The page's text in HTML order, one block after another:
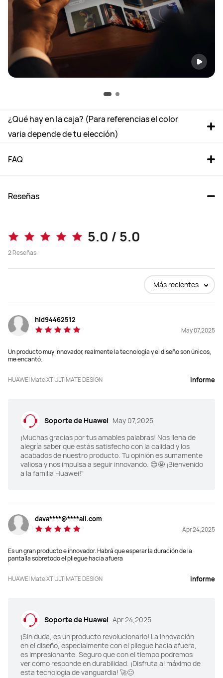
¿Qué hay en la caja? (Para referencias el color
varia depende de tu elección)
FAQ
Reseñas
5.0 / 5.0
2Reseñas
Más recientes
hid94462512
May 07,2025
Un producto muy innovador, realmente la tecnología y el diseño son únicos,
me encantó.
HUAWEI Mate XT ULTIMATE DESIGN informe
Soporte de Huawei May 07,2025
¡Muchas gracias por tus amables palabras! Nos llena de
alegría saber que estás satisfecho con la calidad y los
acabados de nuestro producto. Tu opinión es sumamente
valiosa y nos impulsa a seguir innovando. 😊🤩 ¡Bienvenido
a la familia Huawei!"
dava****@****ail.com
Apr 24,2025
Es un gran producto e innovador. Habrá que esperar la duración de la
pantalla sobretodo el pliegue hacia afuera
HUAWEI Mate XT ULTIMATE DESIGN informe
Soporte de Huawei Apr 24,2025
¡Sin duda, es un producto revolucionario! La innovación
en el diseño, especialmente con el pliegue hacia afuera,
es impresionante. Seguro que con el tiempo podremos
ver cómo responde en durabilidad. ¡Disfruta al máximo de
esta tecnología de vanguardia! 🚀😊